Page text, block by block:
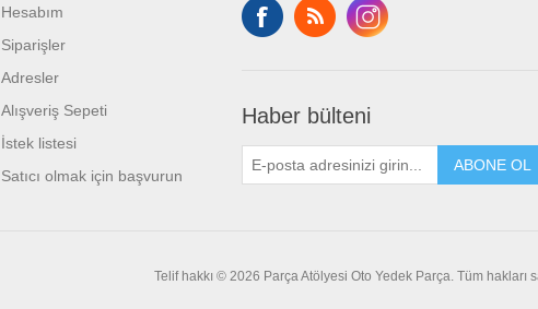
Hesabım
Siparişler
Adresler
Alışveriş Sepeti
İstek listesi
Satıcı olmak için başvurun
Haber bülteni
ABONE OL
Telif hakkı © 2026 Parça Atölyesi Oto Yedek Parça. Tüm hakları